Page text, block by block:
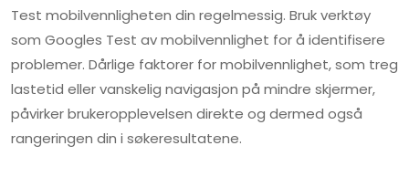
Test mobilvennligheten din regelmessig. Bruk verktøy
som Googles Test av mobilvennlighet for å identifisere
problemer. Dårlige faktorer for mobilvennlighet, som treg
lastetid eller vanskelig navigasjon på mindre skjermer,
påvirker brukeropplevelsen direkte og dermed også
rangeringen din i søkeresultatene.